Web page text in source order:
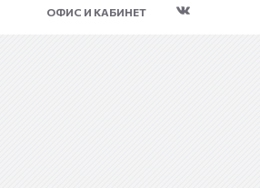
ОФИС И КАБИНЕТ